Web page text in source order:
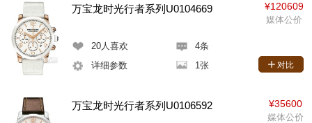
万宝龙时光行者系列U0104669
20人喜欢
4条
详细参数
1张
¥120609
媒体公价
对比
万宝龙时光行者系列U0106592 ¥35600
媒体公价